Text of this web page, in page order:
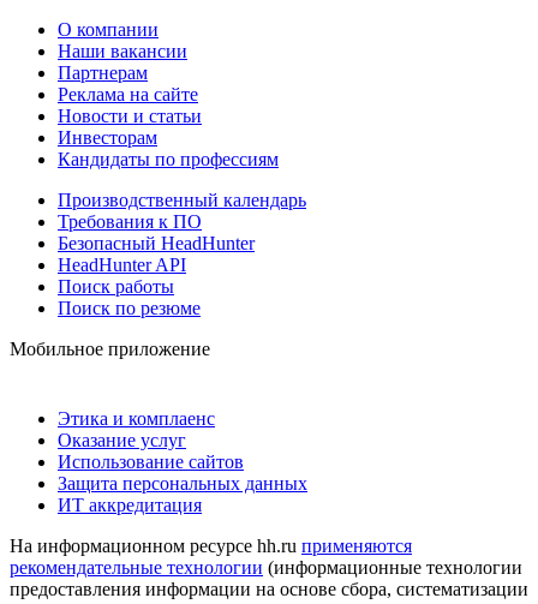
О компании
Наши вакансии
Партнерам
Реклама на сайте
Новости и статьи
Инвесторам
Кандидаты по профессиям
Производственный календарь
Требования к ПО
Безопасный HeadHunter
HeadHunter API
Поиск работы
Поиск по резюме
Мобильное приложение
Этика и комплаенс
Оказание услуг
Использование сайтов
Защита персональных данных
ИТ аккредитация
На информационном ресурсе hh.ru применяются
рекомендательные технологии (информационные технологии
предоставления информации на основе сбора, систематизации